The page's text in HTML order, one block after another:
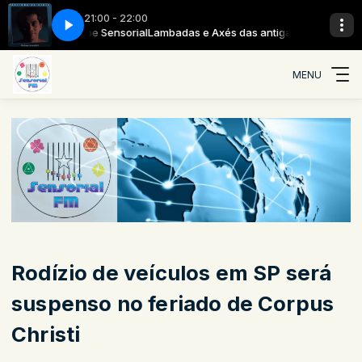
21:00 - 22:00
com Equipe SensorialLambadas e Axés das antigas com Equipe
posso viver sem elaPaulinho da Viola - Não posso viver sem ela
MENU
Rodízio de veículos em SP será
suspenso no feriado de Corpus
Christi